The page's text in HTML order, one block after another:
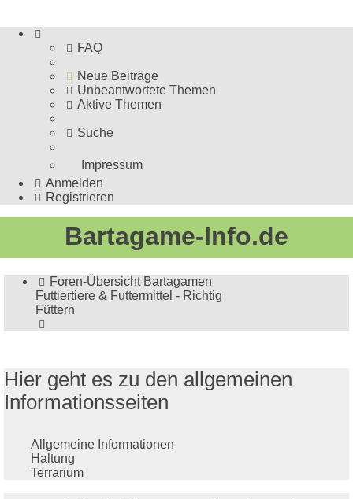
FAQ
Neue Beiträge
Unbeantwortete Themen
Aktive Themen
Suche
Impressum
Anmelden
Registrieren
Bartagame-Info.de
Foren-Übersicht Bartagamen
Futtiertiere & Futtermittel - Richtig
Füttern
Hier geht es zu den allgemeinen
Informationsseiten
Allgemeine Informationen
Haltung
Terrarium